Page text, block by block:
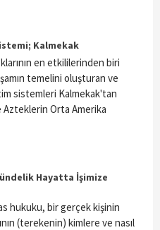
Kalmekak
en etkililerinden biri
temelini oluşturan ve
sistemleri Kalmekak'tan
Orta Amerika
Hayatta İşimize
hukuku, bir gerçek kişinin
(terekenin) kimlere ve nasıl